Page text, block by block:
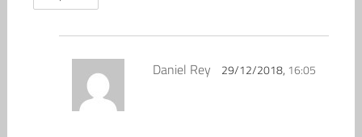
Daniel Rey 29/12/2018, 16:05